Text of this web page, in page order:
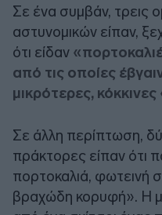
Σε ένα συμβάν, τρεις
αστυνομικών είπαν,
ότι είδαν
από τις οποίες
μικρότερες,
Σε άλλη περίπτωση,
πράκτορες είπαν ότι
πορτοκαλιά, φωτεινή
βραχώδη κορυφή». Η